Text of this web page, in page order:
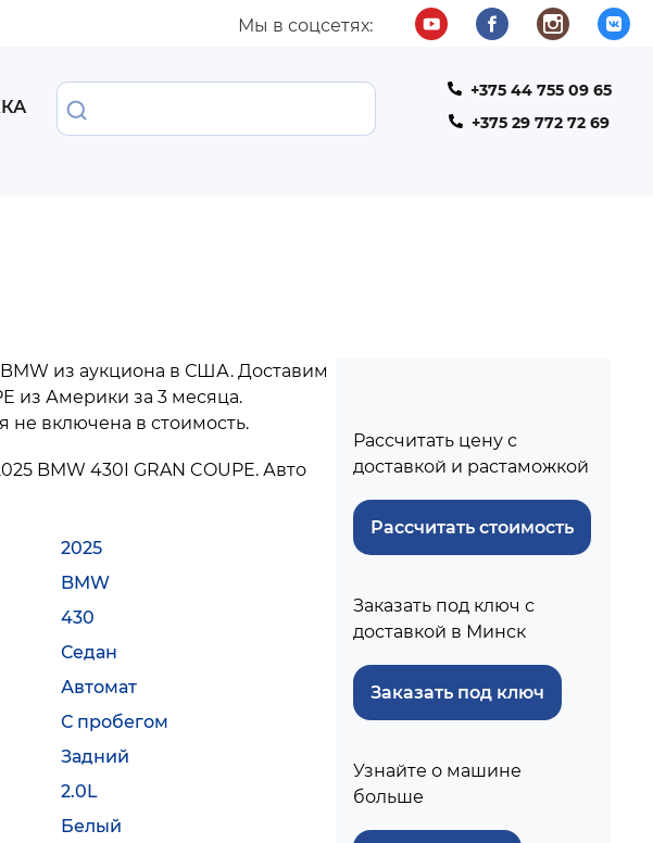
Мы в соцсетях:
Найти
ТЕЛЕФОН
+375 44 755 09 65
+375 29 772 72 69
из аукциона в США. Доставим
из Америки за 3 месяца.
не включена в стоимость.
BMW 430I GRAN COUPE. Авто
2025
BMW
430
Седан
Автомат
С пробегом
Задний
2.0L
Белый
Рассчитать цену с
доставкой и растаможкой
Рассчитать стоимость
Заказать под ключ с
доставкой в Минск
Заказать под ключ
Узнайте о машине
больше